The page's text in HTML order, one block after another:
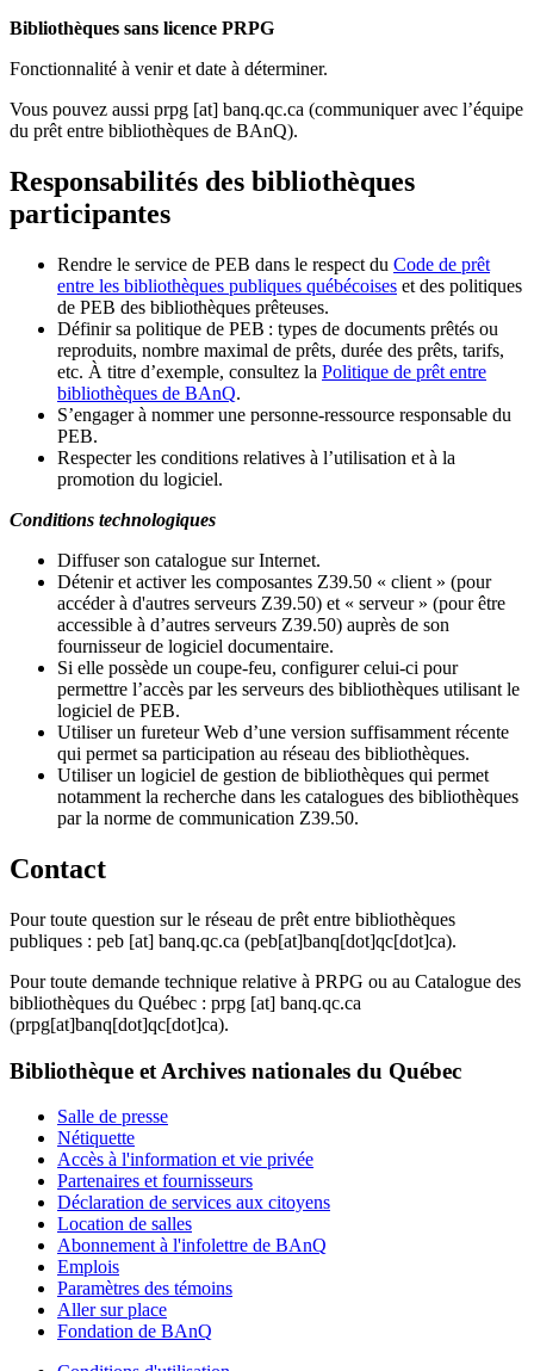
Bibliothèques sans licence PRPG
Fonctionnalité à venir et date à déterminer.
Vous pouvez aussi prpg [at] banq.qc.ca (communiquer avec l’équipe
du prêt entre bibliothèques de BAnQ).
Responsabilités des bibliothèques
participantes
Rendre le service de PEB dans le respect du Code de prêt
entre les bibliothèques publiques québécoises et des politiques
de PEB des bibliothèques prêteuses.
Définir sa politique de PEB : types de documents prêtés ou
reproduits, nombre maximal de prêts, durée des prêts, tarifs,
etc. À titre d’exemple, consultez la Politique de prêt entre
bibliothèques de BAnQ.
S’engager à nommer une personne-ressource responsable du
PEB.
Respecter les conditions relatives à l’utilisation et à la
promotion du logiciel.
Conditions technologiques
Diffuser son catalogue sur Internet.
Détenir et activer les composantes Z39.50 « client » (pour
accéder à d'autres serveurs Z39.50) et « serveur » (pour être
accessible à d’autres serveurs Z39.50) auprès de son
fournisseur de logiciel documentaire.
Si elle possède un coupe-feu, configurer celui-ci pour
permettre l’accès par les serveurs des bibliothèques utilisant le
logiciel de PEB.
Utiliser un fureteur Web d’une version suffisamment récente
qui permet sa participation au réseau des bibliothèques.
Utiliser un logiciel de gestion de bibliothèques qui permet
notamment la recherche dans les catalogues des bibliothèques
par la norme de communication Z39.50.
Contact
Pour toute question sur le réseau de prêt entre bibliothèques
publiques : peb [at] banq.qc.ca (peb[at]banq[dot]qc[dot]ca).
Pour toute demande technique relative à PRPG ou au Catalogue des
bibliothèques du Québec : prpg [at] banq.qc.ca
(prpg[at]banq[dot]qc[dot]ca).
Bibliothèque et Archives nationales du Québec
Salle de presse
Nétiquette
Accès à l'information et vie privée
Partenaires et fournisseurs
Déclaration de services aux citoyens
Location de salles
Abonnement à l'infolettre de BAnQ
Emplois
Paramètres des témoins
Aller sur place
Fondation de BAnQ